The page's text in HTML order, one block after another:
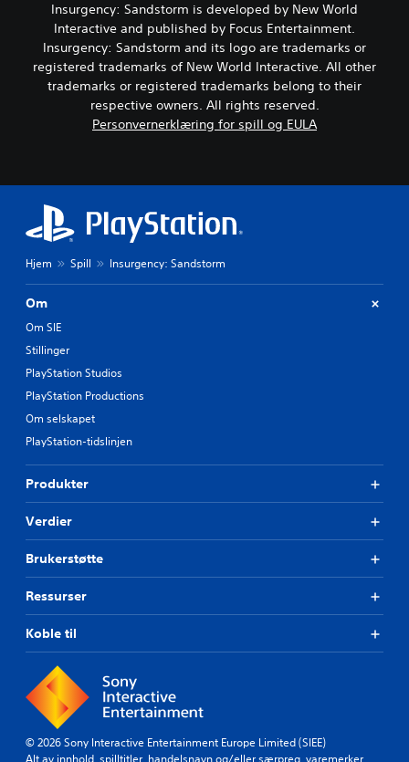
Insurgency: Sandstorm is developed by New World
Interactive and published by Focus Entertainment.
Insurgency: Sandstorm and its logo are trademarks or
registered trademarks of New World Interactive. All other
trademarks or registered trademarks belong to their
respective owners. All rights reserved.
Personvernerklæring for spill og EULA
Hjem Spill Insurgency: Sandstorm
Om
Om SIE
Stillinger
PlayStation Studios
PlayStation Productions
Om selskapet
PlayStation-tidslinjen
Produkter
Verdier
Brukerstøtte
Ressurser
Koble til
© 2026 Sony Interactive Entertainment Europe Limited (SIEE)
Alt av innhold, spilltitler, handelsnavn og/eller særpreg, varemerker,